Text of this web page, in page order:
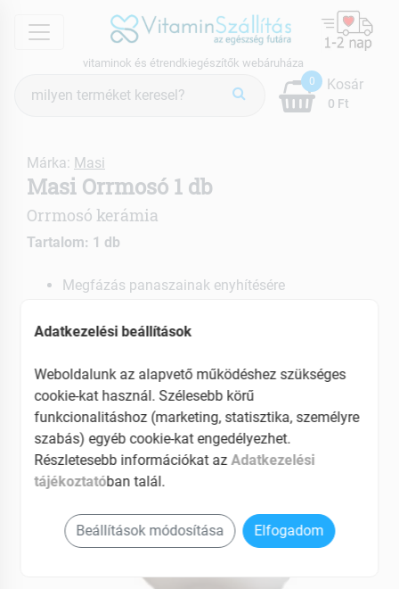
menu
vitaminok és étrendkiegészítők webáruháza
keresés
0
0 Ft
Kosár
Márka: Masi
Masi Orrmosó 1 db
Orrmosó kerámia
Tartalom: 1 db
Megfázás panaszainak enyhítésére
EAN: 5999537505674
Adatkezelési beállítások
Weboldalunk az alapvető működéshez szükséges
cookie-kat használ. Szélesebb körű
funkcionalitáshoz (marketing, statisztika, személyre
szabás) egyéb cookie-kat engedélyezhet.
Részletesebb információkat azAdatkezelési
tájékoztatóban talál.
Beállítások módosítása Elfogadom